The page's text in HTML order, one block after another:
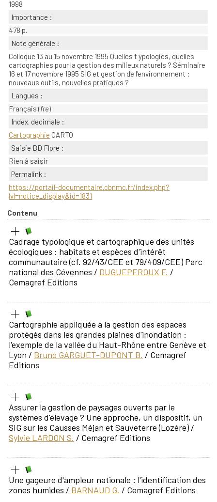
1998
Importance :
478 p.
Note générale :
Colloque 13 au 15 novembre 1995 Quelles t ypologies, quelles
cartographies pour la gestion des milieux naturels ? Séminaire
16 et 17 novembre 1995 SIG et gestion de l'environnement :
nouveaus outils, nouvelles pratiques ?
Langues :
Français (fre)
Index. décimale :
Cartographie CARTO
Saisie BD Flore :
Rien à saisir
Permalink :
https://portail-documentaire.cbnmc.fr/index.php?
lvl=notice_display&id=1831
Contenu
Cadrage typologique et cartographique des unités
écologiques : habitats et espèces d'intérêt
communautaire (cf. 92/43/CEE et 79/409/CEE) Parc
national des Cévennes / DUGUEPEROUX F. /
Cemagref Editions
Cartographie appliquée à la gestion des espaces
protégés dans les grandes plaines d'inondation :
l'exemple de la vallée du Haut-Rhône entre Genève et
Lyon / Bruno GARGUET-DUPONT B. / Cemagref
Editions
Assurer la gestion de paysages ouverts par le
systèmes d'élevage ? Une approche, un dispositif, un
SIG sur les Causses Méjan et Sauveterre (Lozère) /
Sylvie LARDON S. / Cemagref Editions
Une gageure d'ampleur nationale : l'identification des
zones humides / BARNAUD G. / Cemagref Editions